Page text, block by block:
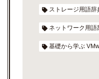
ストレージ用語辞
ネットワーク用語
基礎から学ぶ